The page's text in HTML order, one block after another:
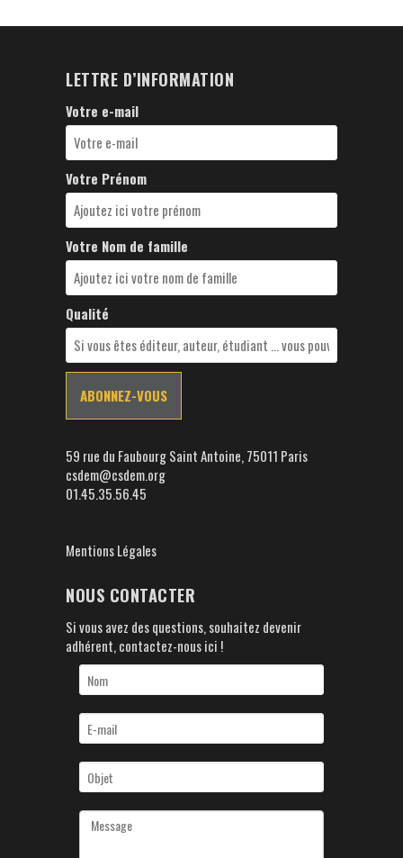
LETTRE D’INFORMATION
Votre e-mail
Votre Prénom
Votre Nom de famille
Qualité
59 rue du Faubourg Saint Antoine, 75011 Paris
csdem@csdem.org
01.45.35.56.45
Mentions Légales
NOUS CONTACTER
Si vous avez des questions, souhaitez devenir
adhérent, contactez-nous ici !